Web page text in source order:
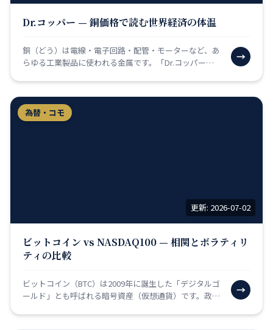
Dr.コッパー — 銅価格で読む世界経済の体温
銅（どう）は電線・電子回路・配管・モーターなど、あ
らゆる工業製品に使われる金属です。「Dr.コッパー
→
為替・コモ
更新: 2026-07-02
ビットコイン vs NASDAQ100 — 相関とボラティリ
ティの比較
ビットコイン（BTC）は2009年に誕生した「デジタルゴ
ールド」とも呼ばれる暗号資産（仮想通貨）です。政府
→